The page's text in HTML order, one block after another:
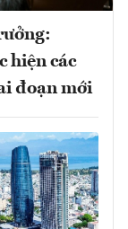
hiện các
đoạn mới